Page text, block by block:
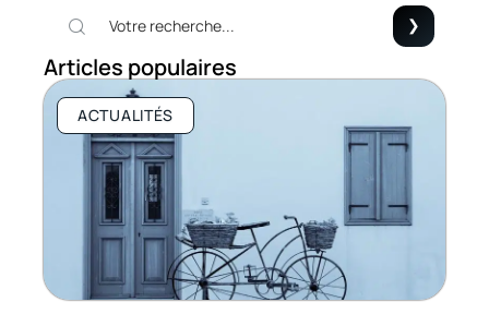
Articles populaires
ACTUALITÉS